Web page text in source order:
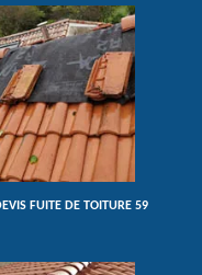
FUITE DE TOITURE 59